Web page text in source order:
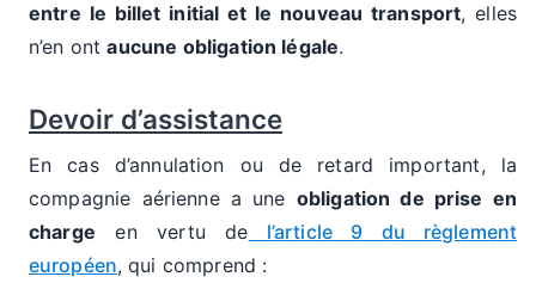
entre le billet initial et le nouveau transport, elles
n’en ontaucune obligation légale.
Devoir d’assistance
En cas d’annulation ou de retard important, la
compagnie aérienne a une obligation de prise en
charge en vertu de l’article 9 du règlement
européen, qui comprend :